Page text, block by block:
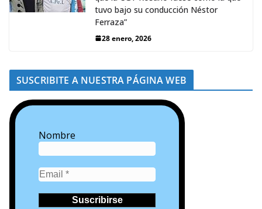
tuvo bajo su conducción Néstor
Ferraza”
28 enero, 2026
SUSCRIBITE A NUESTRA PÁGINA WEB
Nombre